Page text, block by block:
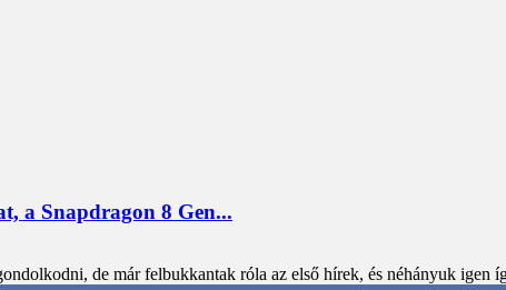
a Snapdragon 8 Gen...
de már felbukkantak róla az első hírek, és néhányuk igen